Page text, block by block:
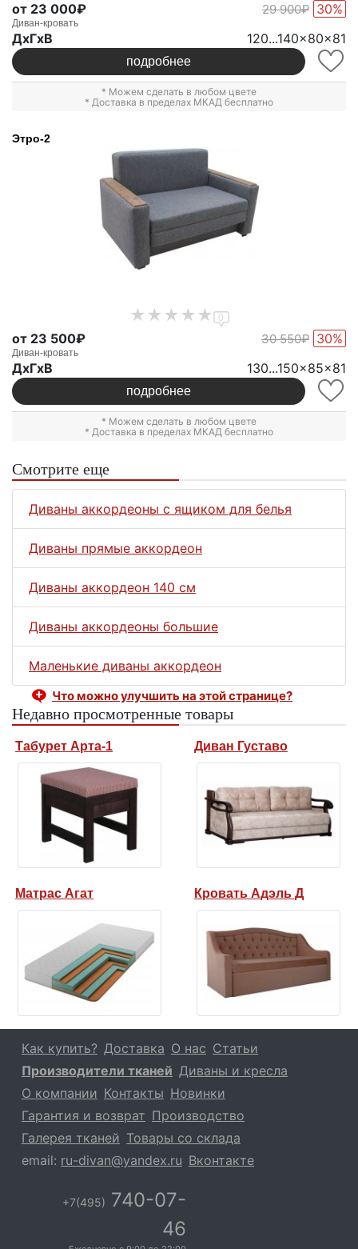
от 23 000₽ 29 900₽ 30%
Диван-кровать
ДxГxВ 120...140x80x81
подробнее
* Можем сделать в любом цвете
* Доставка в пределах МКАД бесплатно
Этро-2
0
от 23 500₽ 30 550₽ 30%
Диван-кровать
ДxГxВ 130...150x85x81
подробнее
* Можем сделать в любом цвете
* Доставка в пределах МКАД бесплатно
Смотрите еще
Диваны аккордеоны с ящиком для белья
Диваны прямые аккордеон
Диваны аккордеон 140 см
Диваны аккордеоны большие
Маленькие диваны аккордеон
Что можно улучшить на этой странице?
Недавно просмотренные товары
Табурет Арта-1 Диван Густаво
Матрас Агат Кровать Адэль Д
Как купить? Доставка О нас Статьи
Производители тканей Диваны и кресла
О компании Контакты Новинки
Гарантия и возврат Производство
Галерея тканей Товары со склада
email: ru-divan@yandex.ru Вконтакте
+7(495) 740-07-
46